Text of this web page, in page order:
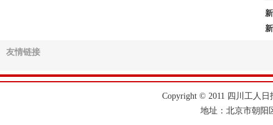
>>小暑节气 晾晒蒲葵
友情链接
Copyright © 2011 四川工人
地址：北京市朝